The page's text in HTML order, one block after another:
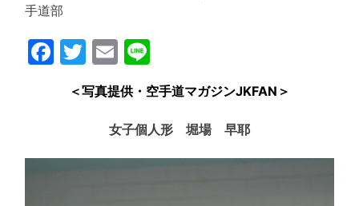
手道部
Facebook
Twitter
Email
＜写真提供・空手道マガジンJKFAN＞
女子個人形 堀場 早耶